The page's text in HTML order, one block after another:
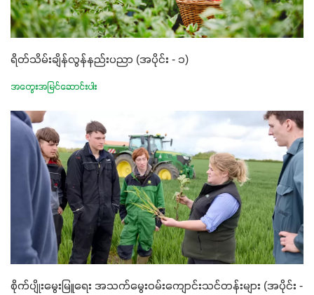
ရိတ်သိမ်းချိန်လွန်နည်းပညာ (အပိုင်း - ၁)
အတွေးအမြင်ဆောင်းပါး
စိုက်ပျိုးမွေးမြူရေး အသက်မွေးဝမ်းကျောင်းသင်တန်းများ (အပိုင်း -